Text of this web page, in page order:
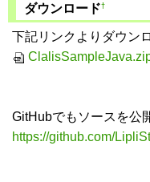
ダウンロード†
下記リンクよりダウン
GitHubでもソースを公
https://github.com/